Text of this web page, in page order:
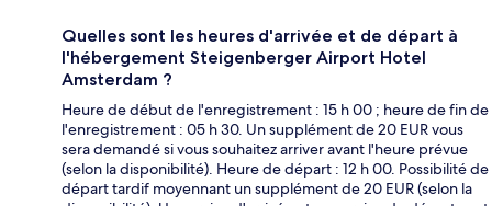
Quelles sont les heures d'arrivée et de départ à
l'hébergement Steigenberger Airport Hotel
Amsterdam ?
Heure de début de l'enregistrement : 15 h 00 ; heure de fin de
l'enregistrement : 05 h 30. Un supplément de 20 EUR vous
sera demandé si vous souhaitez arriver avant l'heure prévue
(selon la disponibilité). Heure de départ : 12 h 00. Possibilité de
départ tardif moyennant un supplément de 20 EUR (selon la